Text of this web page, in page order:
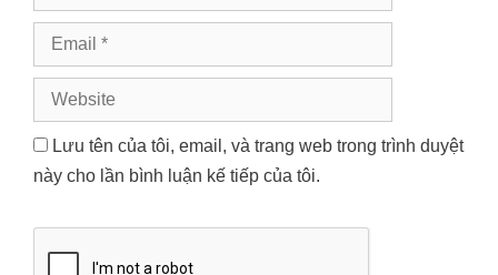
Email
Website
Lưu tên của tôi, email, và trang web trong trình duyệt
này cho lần bình luận kế tiếp của tôi.